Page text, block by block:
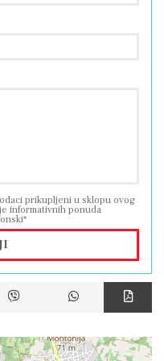
prikupljeni u sklopu ovog
informativnih ponuda